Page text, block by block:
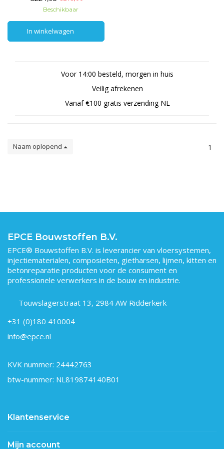
Beschikbaar
In winkelwagen
In winkelwagen
Voor 14:00 besteld, morgen in huis
Veilig afrekenen
Vanaf €100 gratis verzending NL
Naam oplopend 1
EPCE Bouwstoffen B.V.
EPCE® Bouwstoffen B.V. is leverancier van vloersystemen,
injectiematerialen, composieten, gietharsen, lijmen, kitten en
betonreparatie producten voor de consument en
professionele verwerkers in de bouw en industrie.
Touwslagerstraat 13, 2984 AW Ridderkerk
+31 (0)180 410004
info@epce.nl
KVK nummer: 24442763
btw-nummer: NL819874140B01
Klantenservice
Mijn account